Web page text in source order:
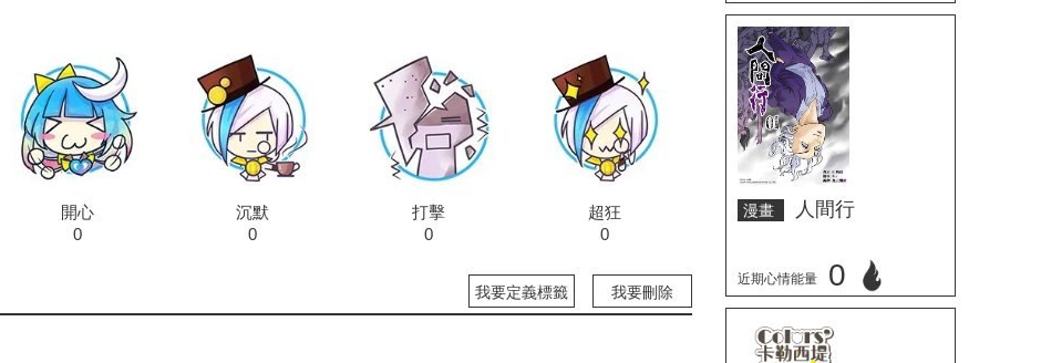
開心
0
沉默
0
打擊
0
超狂
0
我要定義標籤 我要刪除
立刻心情投票
漫畫 人間行
近期心情能量 0
立刻心情投票